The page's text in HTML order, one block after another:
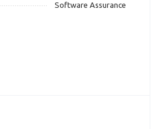
Software Assurance